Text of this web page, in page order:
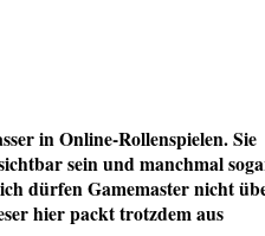
in Online-Rollenspielen. Sie
sein und manchmal
dürfen Gamemaster nicht
hier packt trotzdem aus